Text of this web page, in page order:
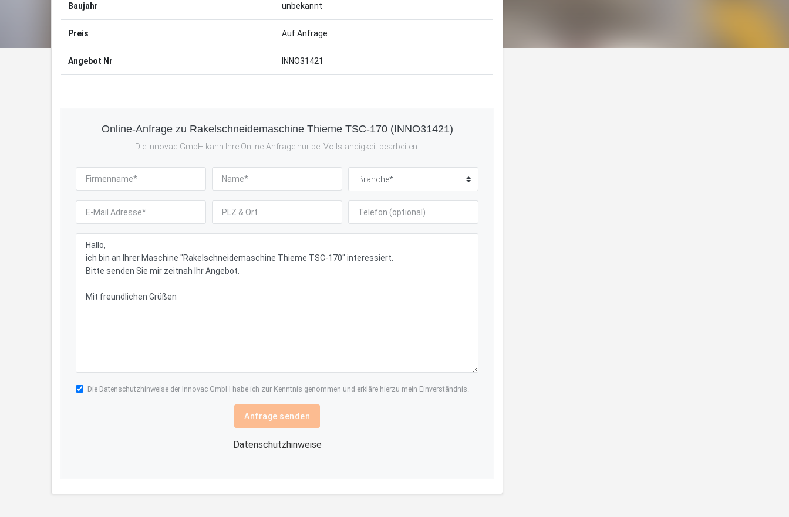
Baujahr unbekannt
Preis Auf Anfrage
Angebot Nr INNO31421
Online-Anfrage zu Rakelschneidemaschine Thieme TSC-170 (INNO31421)
Die Innovac GmbH kann Ihre Online-Anfrage nur bei Vollständigkeit bearbeiten.
Die Datenschutzhinweise der Innovac GmbH habe ich zur Kenntnis genommen und erkläre hierzu mein Einverständnis.
Anfrage senden
Datenschutzhinweise